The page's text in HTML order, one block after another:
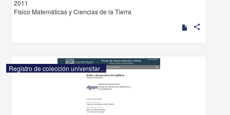
2011
Físico Matemáticas y Ciencias de la Tierra
share
Registro de colección universitaria